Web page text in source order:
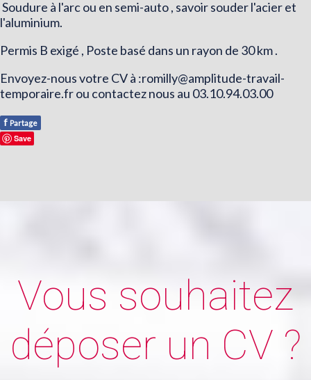
Soudure à l'arc ou en semi-auto , savoir souder l'acier et
l'aluminium.
Permis B exigé , Poste basé dans un rayon de 30 km .
Envoyez-nous votre CV à :romilly@amplitude-travail-
temporaire.frou contactez nous au 03.10.94.03.00
f Partage
Save
Vous souhaitez
déposer un CV ?